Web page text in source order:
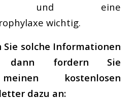
und eine
wichtig.
Sie solche Informationen
dann fordern Sie
kostenlosen
dazu an: